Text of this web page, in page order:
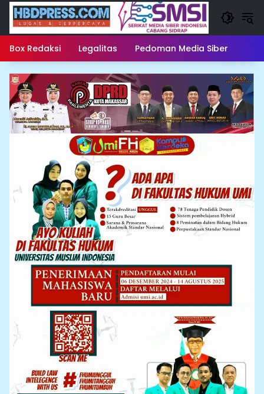
Langsung
konten
Box Redaksi Legalitas Pedoman Media Siber